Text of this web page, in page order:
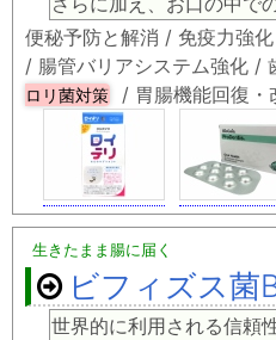
便秘予防と解消 / 免疫力強
/ 腸管バリアシステム強化 /
ロリ菌対策
/ 胃腸機能回復・
生きたまま腸に届く
ビフィズス菌
世界的に利用される信頼